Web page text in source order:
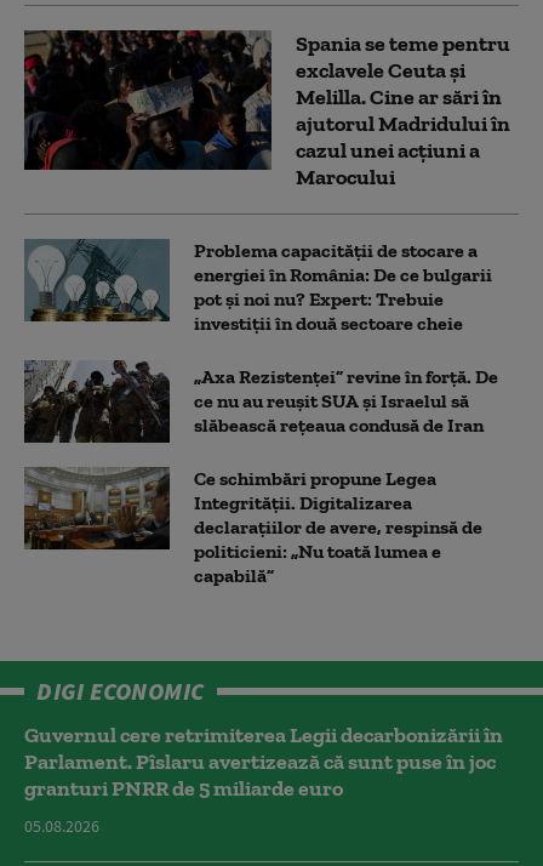
Spania se teme pentru
exclavele Ceuta și
Melilla. Cine ar sări în
ajutorul Madridului în
cazul unei acțiuni a
Marocului
Problema capacității de stocare a
energiei în România: De ce bulgarii
pot și noi nu? Expert: Trebuie
investiții în două sectoare cheie
„Axa Rezistenței” revine în forță. De
ce nu au reușit SUA și Israelul să
slăbească rețeaua condusă de Iran
Ce schimbări propune Legea
Integrității. Digitalizarea
declarațiilor de avere, respinsă de
politicieni: „Nu toată lumea e
capabilă”
DIGI ECONOMIC
Guvernul cere retrimiterea Legii decarbonizării în
Parlament. Pîslaru avertizează că sunt puse în joc
granturi PNRR de 5 miliarde euro
05.08.2026